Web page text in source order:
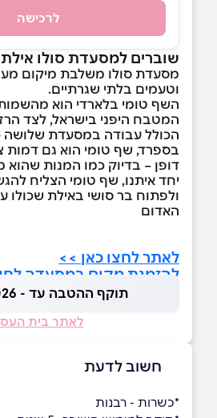
לרכישה
שוברים למסעדת סולו אילת
מסעדת סולו משלבת מיקום
וטעמים בלתי שגרתיים.
השף טומי בלארדי הוא
המטבח היפני בישראל, לצד
הכולל עבודה במסעדת שלושה
בספרד, שף טומי הוא גם דמות
דופן – בדיוק כמו המנות שהוא
יחד איתנו, שף טומי הצליח
ולפתוח בר סושי באילת שכולו
האדום
לאתר לחצו כאן >>
להזמנת מקום במסעדה
תוקף ההטבה עד - 07.09.2026
לאתר בית
חשוב לדעת
*כשרות - רבנות